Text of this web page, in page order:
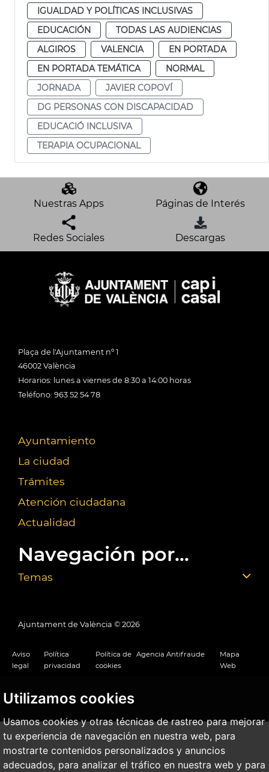
Utilizamos cookies
Usamos cookies y otras técnicas de rastreo para mejorar
tu experiencia de navegación en nuestra web, para
mostrarte contenidos personalizados y anuncios
adecuados, para analizar el tráfico en nuestra web y para
IGUALDAD Y POLÍTICAS INCLUSIVAS
EDUCACIÓN
TODAS LAS AUDIENCIAS
ALGIROS
VALENCIA
EN PORTADA
EN PORTADA TEMÁTICA
NORMAL
JORNADA
JAVIER COPOVÍ
DG PERSONAS CON DISCAPACIDAD
EDUCACIÓ INCLUSIVA
TERAPIA OCUPACIONAL
Nuestras Apps Páginas de Interés
Redes Sociales Descargas
Plaça de l'Ajuntament nº 1
46002 València
Horarios: lunes a viernes de 8:30 a 14:00 horas
Teléfono: 963 52 54 78
Ayuntamiento
La ciudad
Trámites
Atención ciudadana
Actualidad
Navegación por...
Temas
Ajuntament de València © 2026
Aviso
legal
Política
privacidad
Política de
cookies
Agencia Antifraude
Mapa
Web